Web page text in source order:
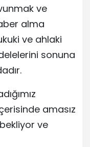
ve
alma
ve ahlaki
sonuna
amasız
ve